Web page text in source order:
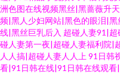
洲色图在线视频黑丝|黑蔷薇升
频|黑人少妇网站|黑色的眼泪|
线|黑丝巨乳后入 超碰人妻91|
碰人妻第一夜|超碰人妻福利院|
人人搞|超碰人妻人人上 91日韩
看|91日韩在线|91日韩在线观